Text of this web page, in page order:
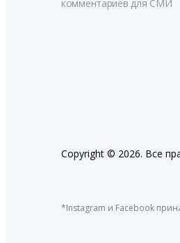
комментариев для СМИ
Copyright © 2026. Все
*Instagram и Facebook